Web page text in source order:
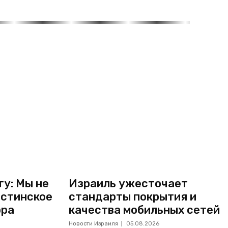
Мы не
Израиль ужесточает
стандарты покрытия и
качества мобильных сетей
Новости Израиля 05.08.2026